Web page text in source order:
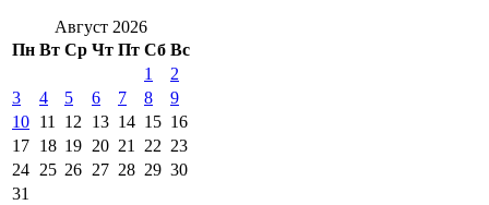
Август 2026
Пн Вт Ср Чт Пт Сб Вс
1
2
3
4 5 6 7 8
9
10 11 12 13 14 15 16
17 18 19 20 21 22 23
24 25 26 27 28 29 30
31